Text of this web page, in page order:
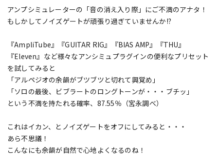
アンプシミュレーターの「音の消え入り際」にご不満のアナタ！
もしかしてノイズゲートが頑張り過ぎていませんか!?
『AmpliTube』『GUITAR RIG』『BIAS AMP』『THU』
『Eleven』など様々なアンシミュプラグインの便利なプリセット
を試してみると
「アルペジオの余韻がブツブツと切れて興覚め」
「ソロの最後、ビブラートのロングトーンが・・・ブチッ」
という不満を持たれる確率、87.55％（宮永調べ）
これはイカン、とノイズゲートをオフにしてみると・・・
あら不思議！
こんなにも余韻が自然で心地よくなるのね！